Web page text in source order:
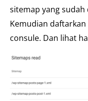
sitemap yang
Kemudian
consule. Dan lihat